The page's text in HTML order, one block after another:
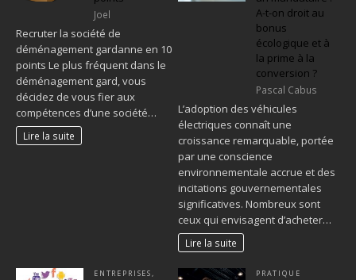
Joel
Recruter la société de
déménagement gardanne en 10
points Le plus fréquent dans le
déménagement gard, vous
décidez de vous fier aux
compétences d’une société…
Lire la suite
A-t-on droit au
bonus
écologique et à
la prime à la
conversion ?
Pascal Cabus
L’adoption des véhicules
électriques connaît une
croissance remarquable, portée
par une conscience
environnementale accrue et des
incitations gouvernementales
significatives. Nombreux sont
ceux qui envisagent d’acheter…
Lire la suite
ENTREPRISES,
PRATIQUE